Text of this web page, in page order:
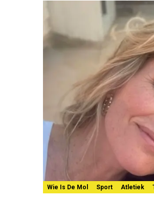
Wie Is De Mol Sport Atletiek